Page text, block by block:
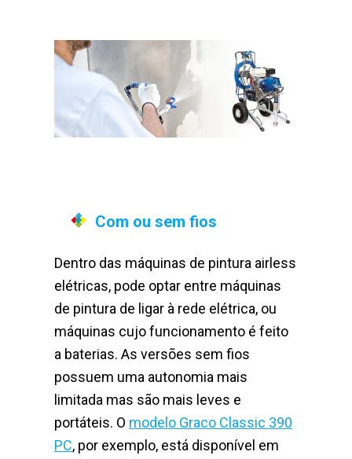
Com ou sem fios
Dentro das máquinas de pintura airless
elétricas, pode optar entre máquinas
de pintura de ligar à rede elétrica, ou
máquinas cujo funcionamento é feito
a baterias. As versões sem fios
possuem uma autonomia mais
limitada mas são mais leves e
portáteis. O modelo Graco Classic 390
PC, por exemplo, está disponível em